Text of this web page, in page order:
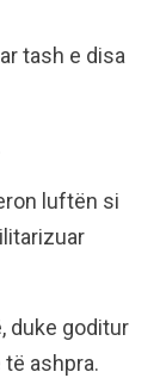
tash e disa
luftën si
duke goditur
ashpra.